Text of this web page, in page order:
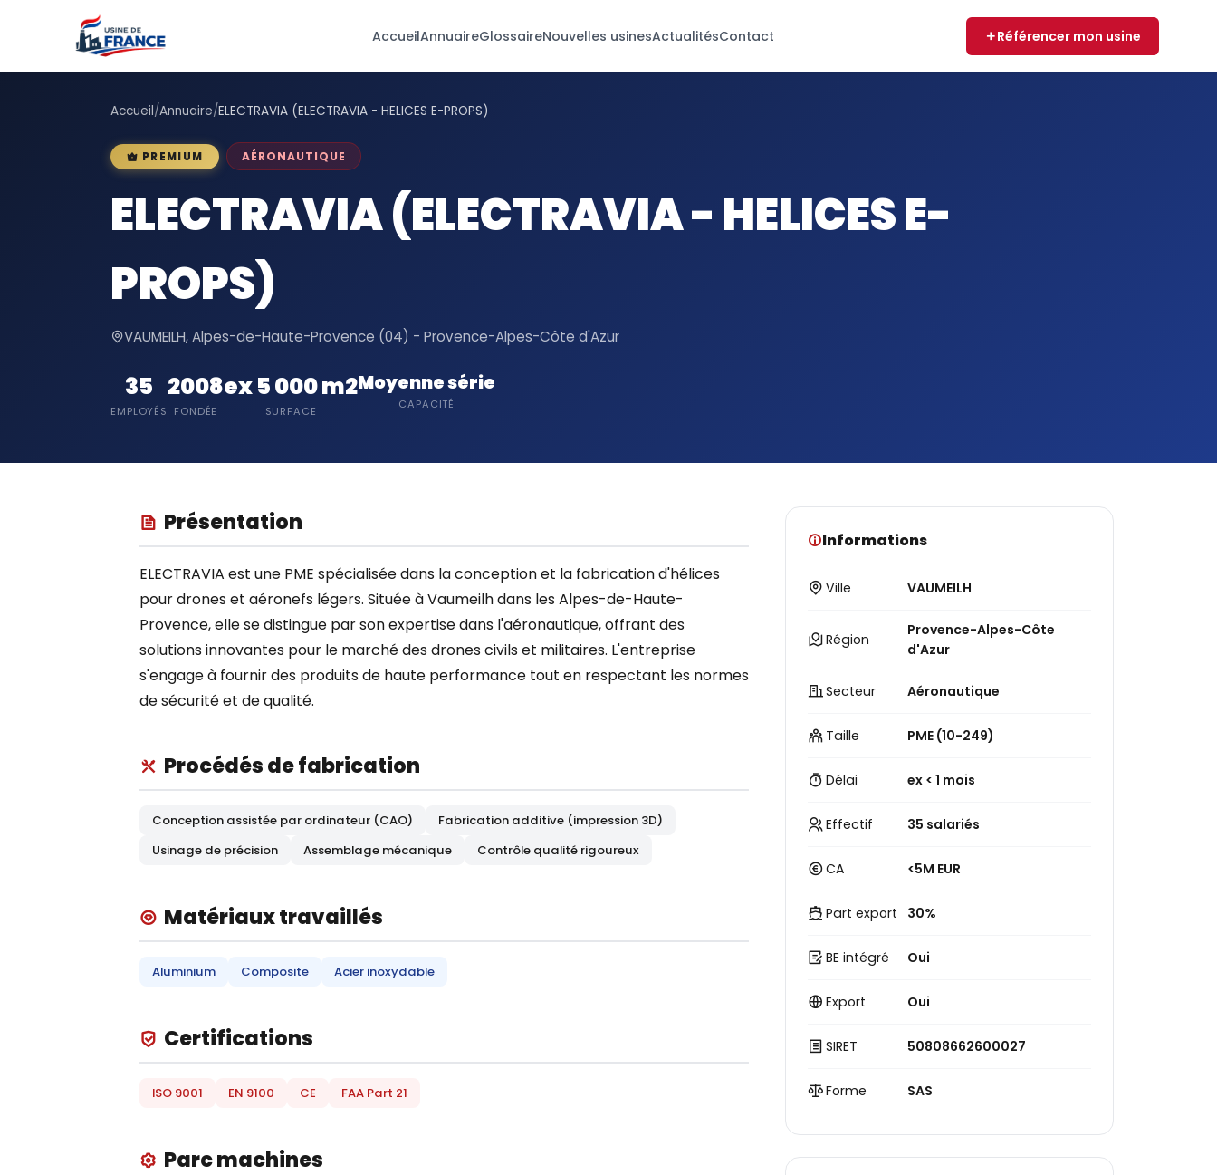
AccueilAnnuaireGlossaireNouvelles usinesActualitésContact Référencer mon usine
Accueil/Annuaire/ELECTRAVIA (ELECTRAVIA - HELICES E-PROPS)
PREMIUM AÉRONAUTIQUE
ELECTRAVIA (ELECTRAVIA - HELICES E-
PROPS)
VAUMEILH, Alpes-de-Haute-Provence (04) - Provence-Alpes-Côte d'Azur
35
EMPLOYÉS
2008
FONDÉE
ex 5 000 m2
SURFACE
Moyenne série
CAPACITÉ
Présentation
ELECTRAVIA est une PME spécialisée dans la conception et la fabrication d'hélices
pour drones et aéronefs légers. Située à Vaumeilh dans les Alpes-de-Haute-
Provence, elle se distingue par son expertise dans l'aéronautique, offrant des
solutions innovantes pour le marché des drones civils et militaires. L'entreprise
s'engage à fournir des produits de haute performance tout en respectant les normes
de sécurité et de qualité.
Procédés de fabrication
Conception assistée par ordinateur (CAO)
Fabrication additive (impression 3D)
Usinage de précision
Assemblage mécanique Contrôle qualité rigoureux
Matériaux travaillés
Aluminium Composite Acier inoxydable
Certifications
ISO 9001 EN 9100 CE FAA Part 21
Parc machines
Informations
Ville VAUMEILH
Région
Provence-Alpes-Côte
d'Azur
Secteur Aéronautique
Taille PME (10-249)
Délai ex < 1 mois
Effectif 35 salariés
CA <5M EUR
Part export 30%
BE intégré Oui
Export Oui
SIRET 50808662600027
Forme SAS